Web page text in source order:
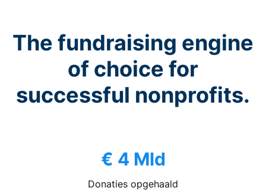
The fundraising engine
of choice for
successful nonprofits.
€ 4 Mld
Donaties opgehaald